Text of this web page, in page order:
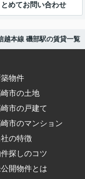
とめてお問い合わせ
越本線 磯部駅の賃貸一覧
物件
市の土地
市の戸建て
市のマンション
の特徴
探しのコツ
開物件とは